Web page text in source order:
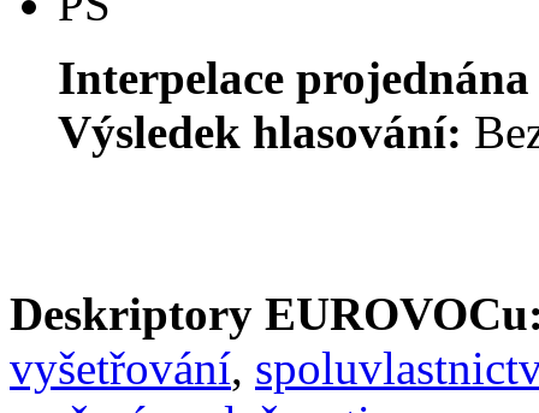
Interpelace
Výsledek hlasování:
Deskriptory
vyšetřování,